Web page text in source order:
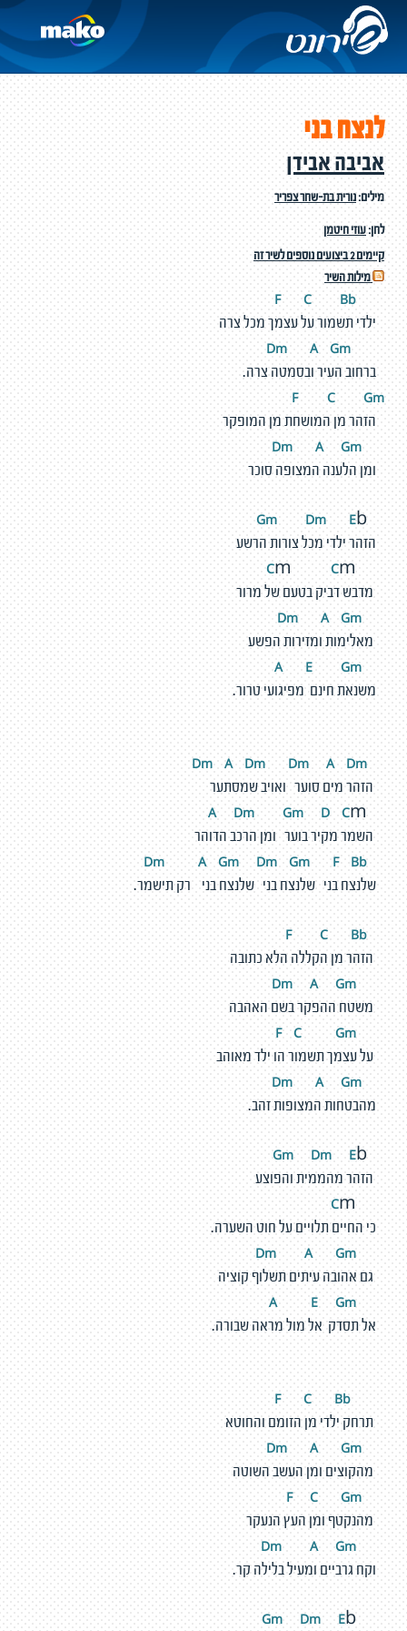
לנצח בני
אביבה אבידן
מילים:נורית בת-שחר צפריר
לחן:עוזי חיטמן
קיימים 2 ביצועים נוספים לשיר זה
מילות השיר
C Bb
ילדי תשמור על עצמך מכל צרה
m A Gm
ברחוב העיר ובסמטה צרה.
F C Gm
הזהר מן המושחת מן המופקר
m A Gm
ומן הלענה המצופה סוכר
m Dm Eb
הזהר ילדי מכל צורות הרשע
m Cm
מדבש דביק בטעם של מרור
m A Gm
מאלימות ומזירות הפשע
E Gm
משנאת חינם מפיגועי טרור.
m A Dm Dm A Dm
הזהר מים סוער ואויב שמסתער
Dm Gm D Cm
השמר מקיר בוער ומן הרכב הדוהר
m A Gm Dm Gm F Bb
שלנצח בני שלנצח בני שלנצח בני רק תישמר.
C Bb
הזהר מן הקללה הלא כתובה
m A Gm
משטח ההפקר בשם האהבה
C Gm
על עצמך תשמור הו ילד מאוהב
m A Gm
מהבטחות המצופות זהב.
m Dm Eb
הזהר מהממית והפוצע
m
כי החיים תלויים על חוט השערה.
m A Gm
גם אהובה עיתים תשלוף קוציה
E Gm
אל תסדק אל מול מראה שבורה.
C Bb
תרחק ילדי מן הזומם והחוטא
m A Gm
מהקוצים ומן העשב השוטה
C Gm
מהנקטף ומן העץ הנעקר
m A Gm
וקח גרביים ומעיל בלילה קר.
m Dm Eb